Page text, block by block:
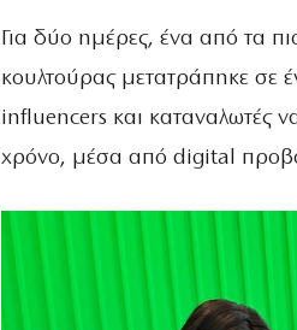
Για δύο ημέρες, ένα από τα
κουλτούρας μετατράπηκε σε
influencers και καταναλωτές
χρόνο, μέσα από digital